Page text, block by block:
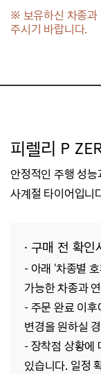
※ 보유하신 차종과
주시기 바랍니다.
피렐리 P
안정적인 주행 성
사계절 타이어입니
· 구매 전 확인
- 아래 '차종별
가능한 차종과
- 주문 완료 이
변경을 원하실
- 장착점 상황에
있습니다. 일정